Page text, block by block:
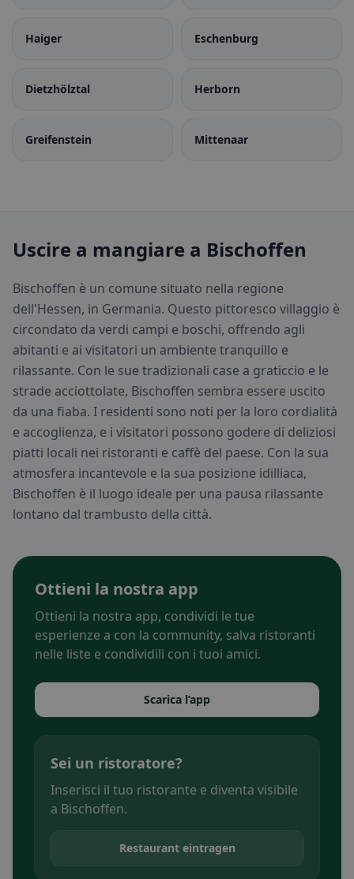
Haiger Eschenburg
Dietzhölztal Herborn
Greifenstein Mittenaar
Uscire a mangiare a Bischoffen
Bischoffen è un comune situato nella regione
dell'Hessen, in Germania. Questo pittoresco villaggio è
circondato da verdi campi e boschi, offrendo agli
abitanti e ai visitatori un ambiente tranquillo e
rilassante. Con le sue tradizionali case a graticcio e le
strade acciottolate, Bischoffen sembra essere uscito
da una fiaba. I residenti sono noti per la loro cordialità
e accoglienza, e i visitatori possono godere di deliziosi
piatti locali nei ristoranti e caffè del paese. Con la sua
atmosfera incantevole e la sua posizione idilliaca,
Bischoffen è il luogo ideale per una pausa rilassante
lontano dal trambusto della città.
Ottieni la nostra app
Ottieni la nostra app, condividi le tue
esperienze a con la community, salva ristoranti
nelle liste e condividili con i tuoi amici.
Scarica l’app
Sei un ristoratore?
Inserisci il tuo ristorante e diventa visibile
a Bischoffen.
Restaurant eintragen